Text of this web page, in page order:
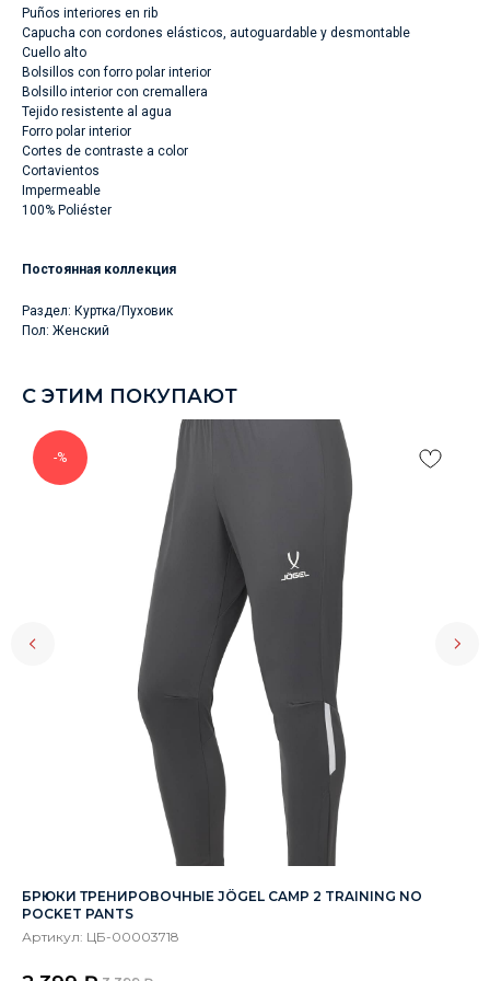
Puños interiores en rib
Capucha con cordones elásticos, autoguardable y desmontable
Cuello alto
Bolsillos con forro polar interior
Bolsillo interior con cremallera
Tejido resistente al agua
Forro polar interior
Cortes de contraste a color
Cortavientos
Impermeable
100% Poliéster
Постоянная коллекция
Раздел: Куртка/Пуховик
Пол: Женский
С ЭТИМ ПОКУПАЮТ
-%
БРЮКИ ТРЕНИРОВОЧНЫЕ JÖGEL CAMP 2 TRAINING NO
POCKET PANTS
Артикул: ЦБ-00003718